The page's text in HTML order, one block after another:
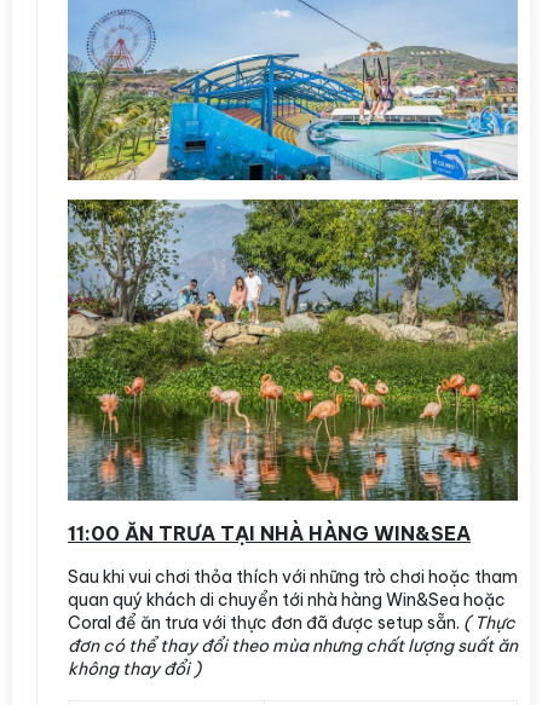
11:00 ĂN TRƯA TẠI NHÀ HÀNG WIN&SEA
Sau khi vui chơi thỏa thích với những trò chơi hoặc tham
quan quý khách di chuyển tới nhà hàng Win&Sea hoặc
Coral để ăn trưa với thực đơn đã được setup sẵn. ( Thực
đơn có thể thay đổi theo mùa nhưng chất lượng suất ăn
không thay đổi )